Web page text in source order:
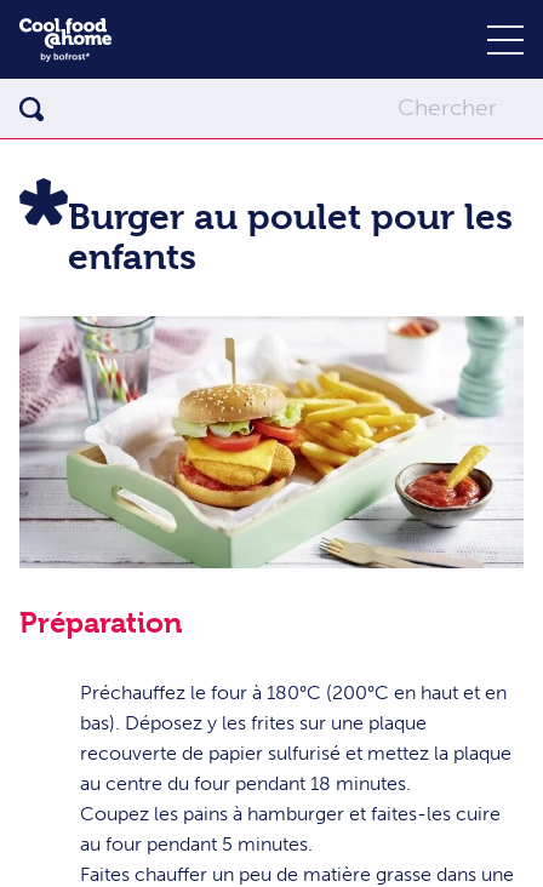
Burger au poulet pour les
enfants
Préparation
Préchauffez le four à 180°C (200°C en haut et en
bas). Déposez y les frites sur une plaque
recouverte de papier sulfurisé et mettez la plaque
au centre du four pendant 18 minutes.
Coupez les pains à hamburger et faites-les cuire
au four pendant 5 minutes.
Faites chauffer un peu de matière grasse dans une